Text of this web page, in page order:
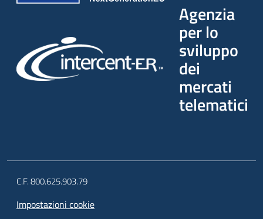
Agenzia
per lo
sviluppo
dei
mercati
telematici
C.F. 800.625.903.79
Impostazioni cookie